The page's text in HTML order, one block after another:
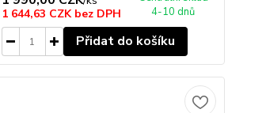
1 644,63 CZK bez DPH
4-10 dnů
Přidat do košíku